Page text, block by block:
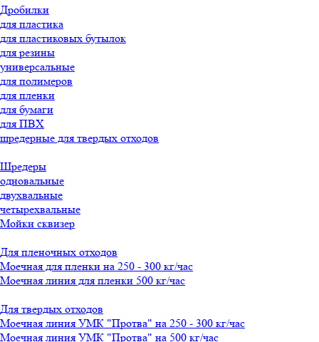
Дробилки
для пластика
для пластиковых бутылок
для резины
универсальные
для полимеров
для пленки
для бумаги
для ПВХ
шредерные для твердых отходов
Шредеры
одновальные
двухвальные
четырехвальные
Мойки сквизер
Для пленочных отходов
Моечная для пленки на 250 - 300 кг/час
Моечная линия для пленки 500 кг/час
Для твердых отходов
Моечная линия УМК "Протва" на 250 - 300 кг/час
Моечная линия УМК "Протва" на 500 кг/час